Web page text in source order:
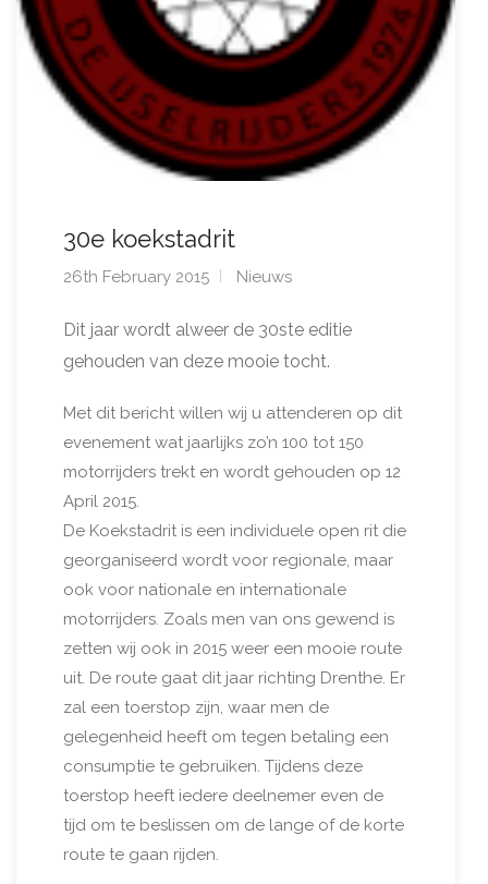
30e koekstadrit
26th February 2015 Nieuws
Dit jaar wordt alweer de 30ste editie
gehouden van deze mooie tocht.
Met dit bericht willen wij u attenderen op dit
evenement wat jaarlijks zo’n 100 tot 150
motorrijders trekt en wordt gehouden op 12
April 2015.
De Koekstadrit is een individuele open rit die
georganiseerd wordt voor regionale, maar
ook voor nationale en internationale
motorrijders. Zoals men van ons gewend is
zetten wij ook in 2015 weer een mooie route
uit. De route gaat dit jaar richting Drenthe. Er
zal een toerstop zijn, waar men de
gelegenheid heeft om tegen betaling een
consumptie te gebruiken. Tijdens deze
toerstop heeft iedere deelnemer even de
tijd om te beslissen om de lange of de korte
route te gaan rijden.